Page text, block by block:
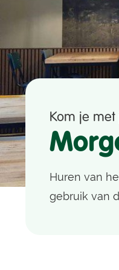
Kom je
Huren van
gebruik van